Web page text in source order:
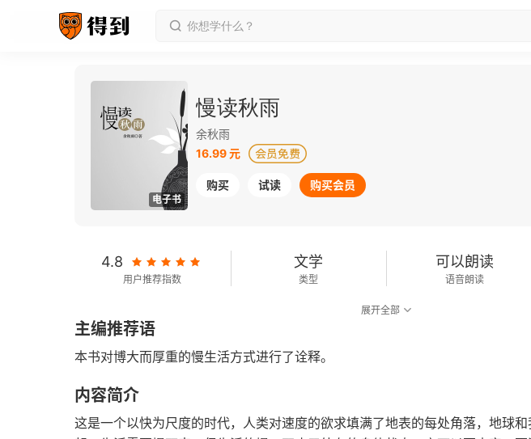
电子书
慢读秋雨
余秋雨
16.99 元
购买 试读 购买会员
4.8
用户推荐指数
文学
类型
可以朗读
语音朗读
发行日期
展开全部
主编推荐语
本书对博大而厚重的慢生活方式进行了诠释。
内容简介
这是一个以快为尺度的时代，人类对速度的欲求填满了地表的每处角落，地球